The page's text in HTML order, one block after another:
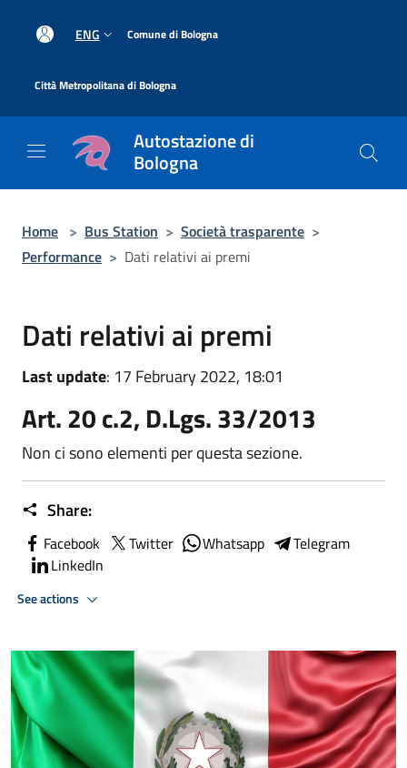
ENG Comune di Bologna
Città Metropolitana di Bologna
Autostazione di
Bologna
Home > Bus Station > Società trasparente >
Performance > Dati relativi ai premi
Dati relativi ai premi
Last update: 17 February 2022, 18:01
Art. 20 c.2, D.Lgs. 33/2013
Non ci sono elementi per questa sezione.
Share:
Facebook Twitter Whatsapp
Telegram
LinkedIn
See actions